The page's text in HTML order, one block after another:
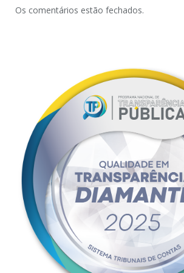
Os comentários estão fechados.